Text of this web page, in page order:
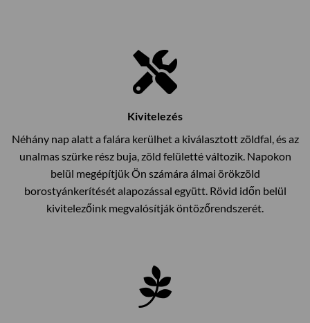
Kivitelezés
Néhány nap alatt a falára kerülhet a kiválasztott zöldfal, és az
unalmas szürke rész buja, zöld felületté változik. Napokon
belül megépítjük Ön számára álmai örökzöld
borostyánkerítését alapozással együtt. Rövid időn belül
kivitelezőink megvalósítják öntözőrendszerét.